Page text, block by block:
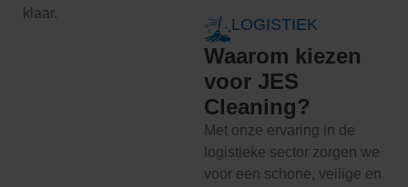
klaar.
LOGISTIEK
Waarom kiezen
voor JES
Cleaning?
Met onze ervaring in de
logistieke sector zorgen we
voor een schone, veilige en